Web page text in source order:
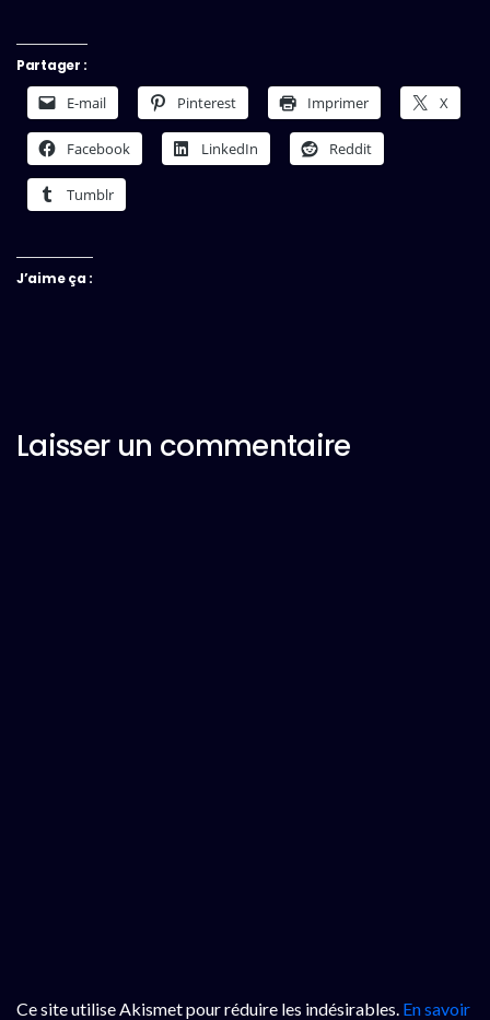
Partager :
E-mail Pinterest Imprimer X
Facebook LinkedIn Reddit
Tumblr
J’aime ça :
Laisser un commentaire
Ce site utilise Akismet pour réduire les indésirables. En savoir